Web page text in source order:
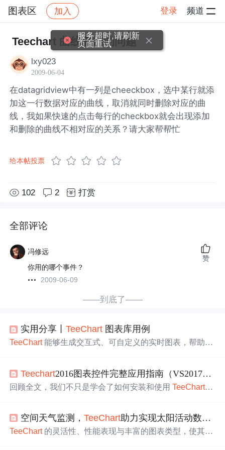
图表区 加入 登录 频道
社区 图表区 帖子详情
Teechart 曲线叠加的问题
lxy023
2009-06-04
在datagridview中有一列是cheeckbox，选中某行就添
加这一行数据对应的曲线，取消就同时删除对应的曲
线，我如果快速的点击每行的checkbox就会出现添加
和删除的曲线不相对应的关系？请大家帮帮忙
给本帖投票
102 2 打赏
全部评论
冯修远
你用的哪个事件？
2009-06-09
赞
——到底了——
实用分享丨TeeChart 图表库用例
TeeChart能够生成交互式、可自定义的实时图表，帮助组
此可以实现折线图、条形图或仪表图，以直观的方式提醒
操作员注意工业操作中的关键情况。
Teechart2016图表控件完整应用指南（VS2017亲测）
回顾全文，我们不只是学会了如何安装和使用TeeChart，
大来自于清晰的架构、灵活的 API 和深厚的行业积累；它
的成功源于对细节的关注，比如抗锯齿、矢量导出、内存
空间天气监测，TeeChart助力实现太阳活动数据的可视化分析
TeeChart的灵活性、性能表现与丰富的图表类型，使其成
服务超时,请刷新
页面重试